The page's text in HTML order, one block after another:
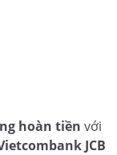
hoàn tiền với
JCB